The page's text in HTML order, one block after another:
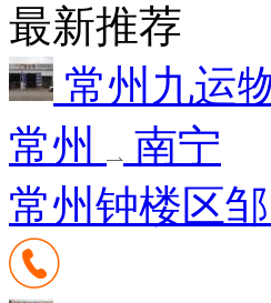
最新推荐
常州九运
常州
南宁
常州钟楼区